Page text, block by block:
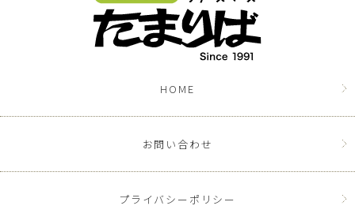
HOME
お問い合わせ
プライバシーポリシー